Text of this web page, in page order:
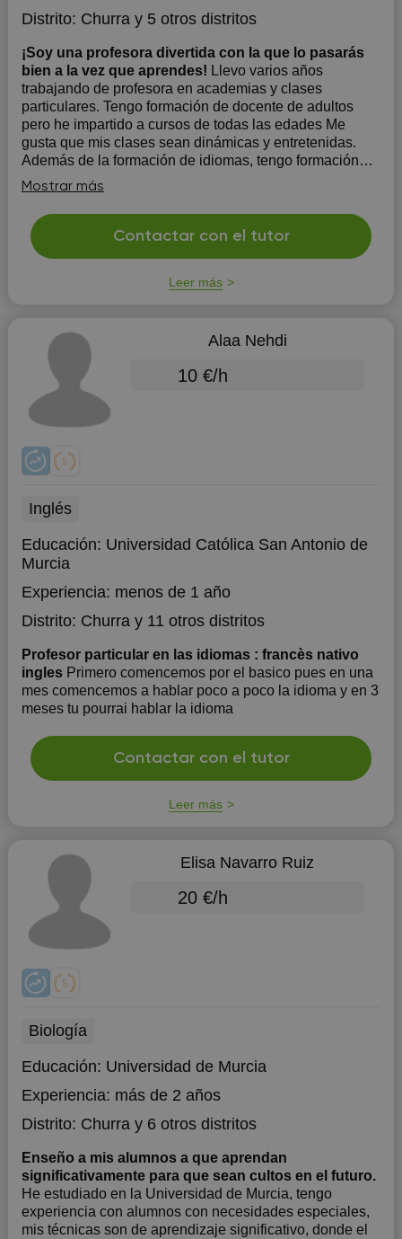
Distrito: Churray 5 otros distritos
¡Soy una profesora divertida con la que lo pasarás
bien a la vez que aprendes! Llevo varios años
trabajando de profesora en academias y clases
particulares. Tengo formación de docente de adultos
pero he impartido a cursos de todas las edades Me
gusta que mis clases sean dinámicas y entretenidas.
Además de la formación de idiomas, tengo formación
creativa, algo que aplico en m...
Mostrar más
Contactar con el tutor
Leer más
Alaa Nehdi
10 €/h
Inglés
Educación: Universidad Católica San Antonio de
Murcia
Experiencia: menos de 1 año
Distrito: Churray 11 otros distritos
Profesor particular en las idiomas : francès nativo
ingles Primero comencemos por el basico pues en una
mes comencemos a hablar poco a poco la idioma y en 3
meses tu pourrai hablar la idioma
Contactar con el tutor
Leer más
Elisa Navarro Ruiz
20 €/h
Biología
Educación: Universidad de Murcia
Experiencia: más de 2 años
Distrito: Churray 6 otros distritos
Enseño a mis alumnos a que aprendan
significativamente para que sean cultos en el futuro.
He estudiado en la Universidad de Murcia, tengo
experiencia con alumnos con necesidades especiales,
mis técnicas son de aprendizaje significativo, donde el